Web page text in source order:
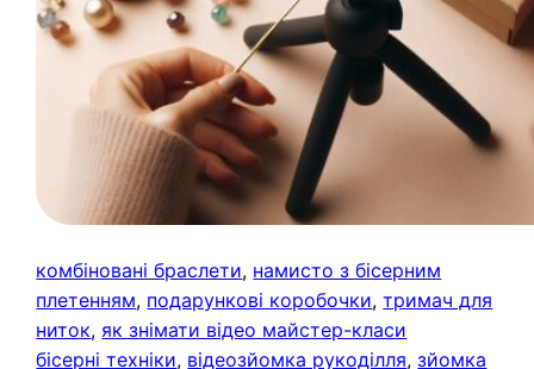
комбіновані браслети, намисто з бісерним
плетенням, подарункові коробочки, тримач для
ниток, як знімати відео майстер-класи
бісерні техніки, відеозйомка рукоділля, зйомка